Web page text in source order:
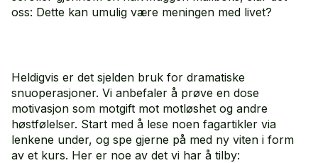
oss: Dette kan umulig være meningen med livet?
Heldigvis er det sjelden bruk for dramatiske
snuoperasjoner. Vi anbefaler å prøve en dose
motivasjon som motgift mot motløshet og andre
høstfølelser. Start med å lese noen fagartikler via
lenkene under, og spe gjerne på med ny viten i form
av et kurs. Her er noe av det vi har å tilby: